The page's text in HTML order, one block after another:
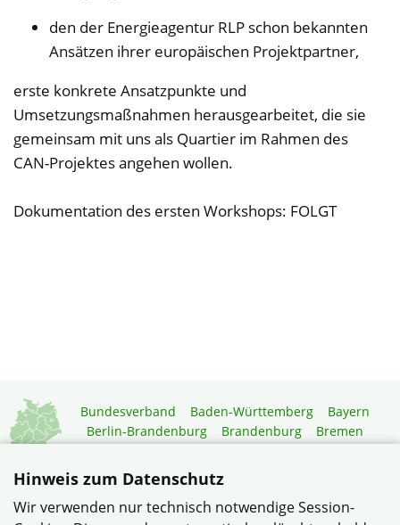
den der Energieagentur RLP schon bekannten
Ansätzen ihrer europäischen Projektpartner,
erste konkrete Ansatzpunkte und
Umsetzungsmaßnahmen herausgearbeitet, die sie
gemeinsam mit uns als Quartier im Rahmen des
CAN-Projektes angehen wollen.
Dokumentation des ersten Workshops: FOLGT
Bundesverband Baden-Württemberg
Bayern
Berlin-Brandenburg
Brandenburg
Bremen
Niedersachsen
Rheinland-Pfalz
Saarland
Sachsen-Anhalt
Schleswig-Holstein Thüringen
Hinweis zum Datenschutz
Wir verwenden nur technisch notwendige Session-